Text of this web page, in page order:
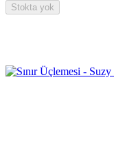
Stokta yok